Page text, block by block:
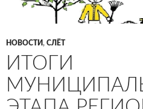
НОВОСТИ, СЛЁТ
ИТОГИ